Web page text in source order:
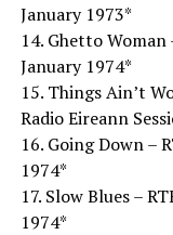
January 1973*
14. Ghetto Woman
January 1974*
15. Things Ain’t
Radio Eireann
16. Going Down –
1974*
17. Slow Blues –
1974*